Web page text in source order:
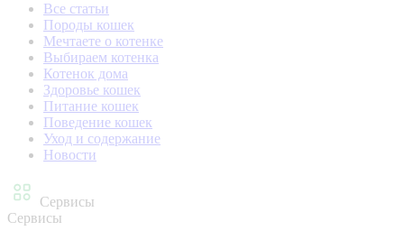
Все статьи
Породы кошек
Мечтаете о котенке
Выбираем котенка
Котенок дома
Здоровье кошек
Питание кошек
Поведение кошек
Уход и содержание
Новости
Сервисы
Сервисы